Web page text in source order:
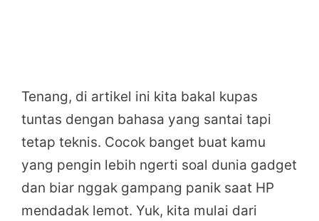
Tenang, di artikel ini kita bakal kupas
tuntas dengan bahasa yang santai tapi
tetap teknis. Cocok banget buat kamu
yang pengin lebih ngerti soal dunia gadget
dan biar nggak gampang panik saat HP
mendadak lemot. Yuk, kita mulai dari